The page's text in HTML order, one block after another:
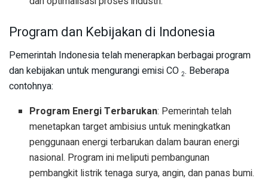
Program dan Kebijakan di Indonesia
Pemerintah Indonesia telah menerapkan berbagai program
dan kebijakan untuk mengurangi emisi CO 2. Beberapa
contohnya:
Program Energi Terbarukan: Pemerintah telah
menetapkan target ambisius untuk meningkatkan
penggunaan energi terbarukan dalam bauran energi
nasional. Program ini meliputi pembangunan
pembangkit listrik tenaga surya, angin, dan panas bumi.